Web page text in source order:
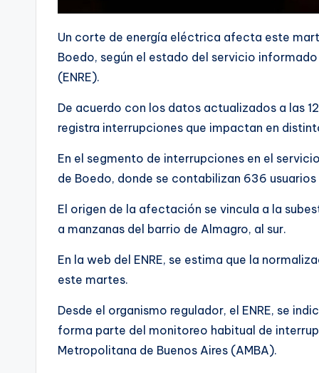
Un corte de energía eléctrica afecta este
Boedo, según el estado del servicio
(ENRE).
De acuerdo con los datos actualizados a las
registra interrupciones que impactan en
En el segmento de interrupciones en el
de Boedo, donde se contabilizan 636
El origen de la afectación se vincula a la
a manzanas del barrio de Almagro, al sur.
En la web del ENRE, se estima que la
este martes.
Desde el organismo regulador, el ENRE, se
forma parte del monitoreo habitual de
Metropolitana de Buenos Aires (AMBA).